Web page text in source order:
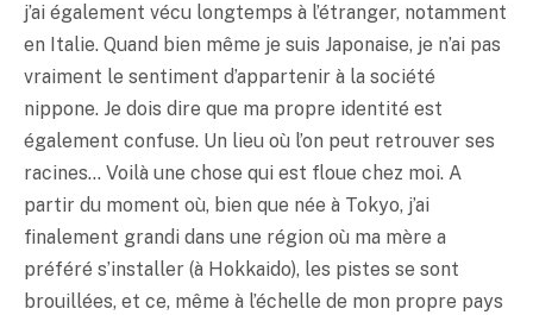
j’ai également vécu longtemps à l’étranger, notamment
en Italie. Quand bien même je suis Japonaise, je n’ai pas
vraiment le sentiment d’appartenir à la société
nippone. Je dois dire que ma propre identité est
également confuse. Un lieu où l’on peut retrouver ses
racines… Voilà une chose qui est floue chez moi. A
partir du moment où, bien que née à Tokyo, j’ai
finalement grandi dans une région où ma mère a
préféré s’installer (à Hokkaido), les pistes se sont
brouillées, et ce, même à l’échelle de mon propre pays